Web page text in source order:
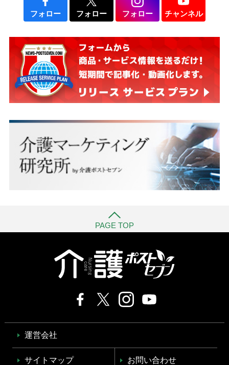
フォロー フォロー フォロー チャンネル
PAGE TOP
運営会社
サイトマップ お問い合わせ